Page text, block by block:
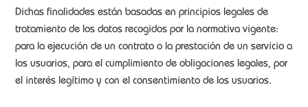
Dichas finalidades están basadas en principios legales de
tratamiento de los datos recogidos por la normativa vigente:
para la ejecución de un contrato o la prestación de un servicio a
los usuarios, para el cumplimiento de obligaciones legales, por
el interés legítimo y con el consentimiento de los usuarios.